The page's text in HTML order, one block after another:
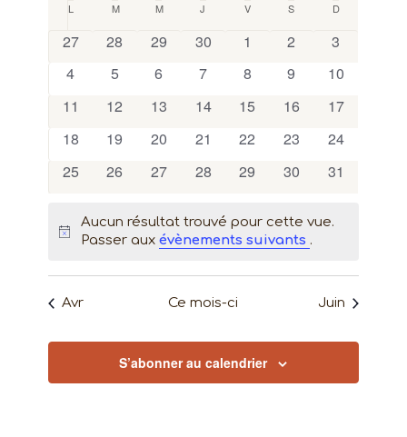
de
vues
une
date.
Calendrier
de
Évènements
L M MARDIM MERCREDI
J V VENDREDI
S SAMEDI
D
0
27
0
28
0
29
0
30
0
1
0
2
0
3
0
4
0
5
0
6
0
7
0
8
0
9
0
10
0
11
0
12
0
13
0
14
0
15
0
16
0
17
0
18
0
19
0
20
0
21
0
22
0
23
0
24
0
25
0
26
0
27
0
28
0
29
0
30
0
31
Notice
Aucun résultat trouvé pour cette vue.
Passer auxévènements suivants .
Avr Ce mois-ci Juin
S’abonner au calendrier